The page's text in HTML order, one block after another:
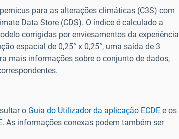
para as alterações climáticas (C3S) com
Data Store (CDS). O índice é calculado a
corrigidas por enviesamentos da experiência
espacial de 0,25° x 0,25°, uma saída de 3
mais informações sobre o conjunto de dados,
o Guia do Utilizador da aplicação ECDE e os
As informações conexas podem também ser